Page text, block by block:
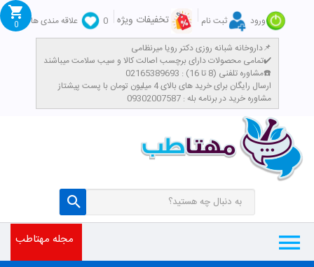
ورود ثبت نام تخفیفات ویژه 0
علاقه مندی ها
داروخانه شبانه روزی دکتر رویا میرنظامی📌
تمامی محصولات دارای برچسب اصالت کالا و سیب سلامت میباشند✔️
مشاوره تلفنی (8 تا 16) : 02165389693☎️
​ارسال رایگان برای خرید های بالای 4 میلیون تومان با پست پیشتاز
مشاوره خرید در برنامه بله : 09302007587
0
مجله مهتاطب